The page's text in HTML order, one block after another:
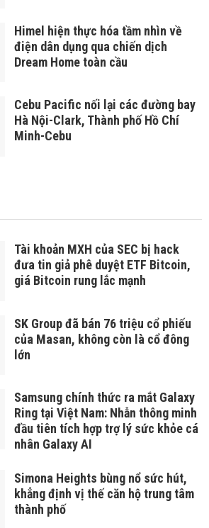
Himel hiện thực hóa tầm nhìn về
điện dân dụng qua chiến dịch
Dream Home toàn cầu
Cebu Pacific nối lại các đường bay
Hà Nội-Clark, Thành phố Hồ Chí
Minh-Cebu
Tài khoản MXH của SEC bị hack
đưa tin giả phê duyệt ETF Bitcoin,
giá Bitcoin rung lắc mạnh
SK Group đã bán 76 triệu cổ phiếu
của Masan, không còn là cổ đông
lớn
Samsung chính thức ra mắt Galaxy
Ring tại Việt Nam: Nhẫn thông minh
đầu tiên tích hợp trợ lý sức khỏe cá
nhân Galaxy AI
Simona Heights bùng nổ sức hút,
khẳng định vị thế căn hộ trung tâm
thành phố